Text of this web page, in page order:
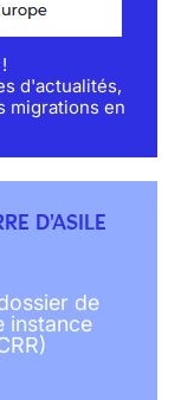
d'actualités,
migrations en
D'ASILE
de
instance